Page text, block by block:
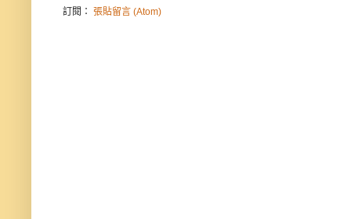
訂閱： 張貼留言 (Atom)